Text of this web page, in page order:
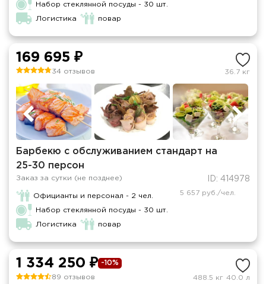
Набор стеклянной посуды - 30 шт.
Логистика повар
169 695 ₽
34 отзывов 36.7 кг
Барбекю с обслуживанием стандарт на
25-30 персон
Заказ за сутки (не позднее) ID: 414978
Официанты и персонал - 2 чел.
Набор стеклянной посуды - 30 шт.
Логистика повар
5 657 руб./чел.
1 334 250 ₽ -10%
89 отзывов 488.5 кг 40.0 л